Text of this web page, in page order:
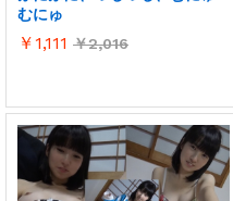
むにゅ
￥ 1,111 ￥2,016